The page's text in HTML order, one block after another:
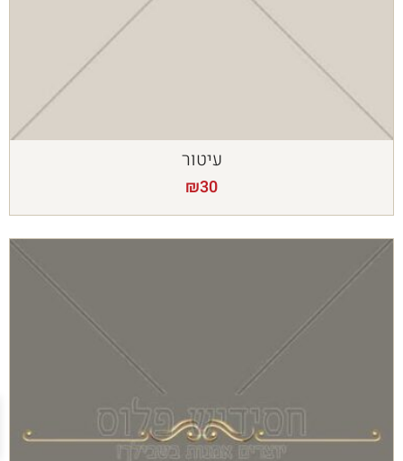
עיטור
₪30